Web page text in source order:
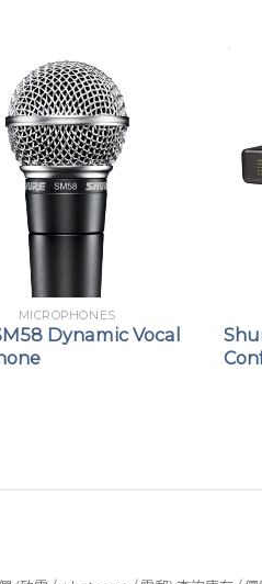
MICROPHONES
Dynamic Vocal